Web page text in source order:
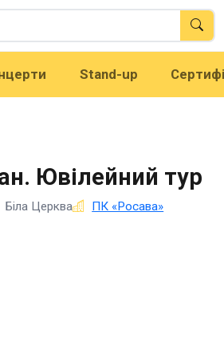
Stand-up
Ювілейний тур
Біла Церква ПК «Росава»